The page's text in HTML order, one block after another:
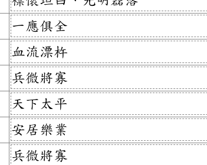
一應俱全
血流漂杵
兵微將寡
天下太平
安居樂業
兵微將寡